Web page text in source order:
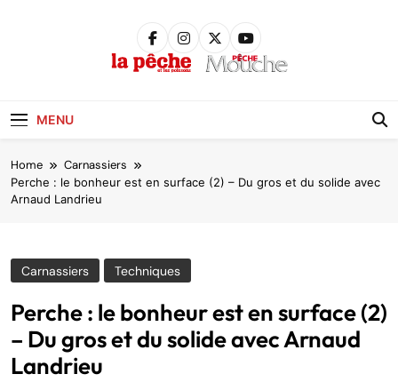
MENU
Home Carnassiers
Perche : le bonheur est en surface (2) – Du gros et du solide avec
Arnaud Landrieu
Carnassiers Techniques
Perche : le bonheur est en surface (2)
– Du gros et du solide avec Arnaud
Landrieu